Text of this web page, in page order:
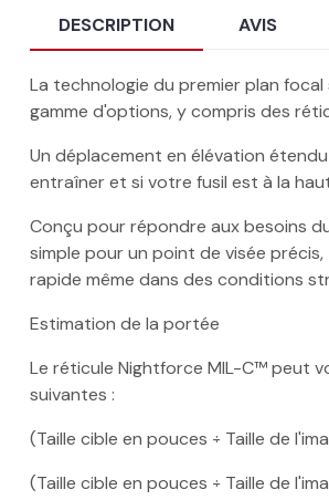
DESCRIPTION AVIS
La technologie du premier plan
gamme d'options, y compris des
Un déplacement en élévation
entraîner et si votre fusil est à la
Conçu pour répondre aux besoins
simple pour un point de visée
rapide même dans des conditions
Estimation de la portée
Le réticule Nightforce MIL-C™ peut
suivantes :
(Taille cible en pouces ÷ Taille de
(Taille cible en pouces ÷ Taille de